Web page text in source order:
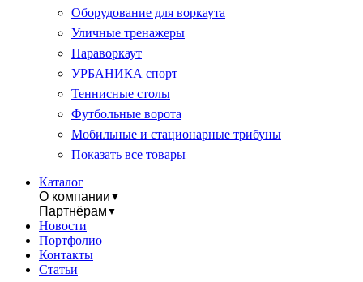
Оборудование для воркаута
Уличные тренажеры
Параворкаут
УРБАНИКА спорт
Теннисные столы
Футбольные ворота
Мобильные и стационарные трибуны
Показать все товары
Каталог
О компании ▼
Партнёрам ▼
Новости
Портфолио
Контакты
Статьи